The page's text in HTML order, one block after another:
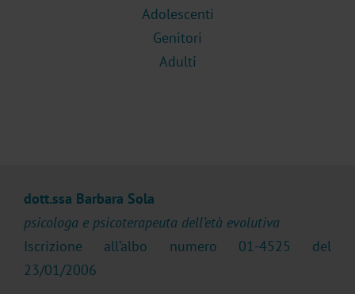
Adolescenti
Genitori
Adulti
dott.ssa Barbara Sola
psicologa e psicoterapeuta dell’età evolutiva
Iscrizione all’albo numero 01-4525 del
23/01/2006